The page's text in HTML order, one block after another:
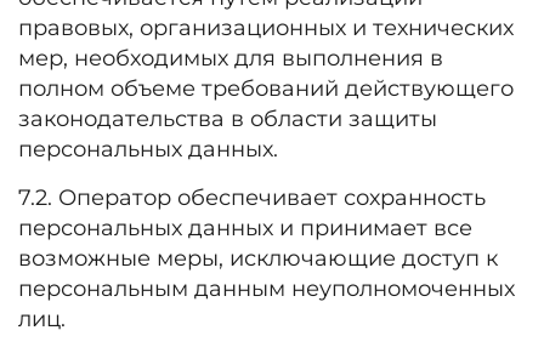
правовых, организационных и технических
мер, необходимых для выполнения в
полном объеме требований действующего
законодательства в области защиты
персональных данных.
7.2. Оператор обеспечивает сохранность
персональных данных и принимает все
возможные меры, исключающие доступ к
персональным данным неуполномоченных
лиц.